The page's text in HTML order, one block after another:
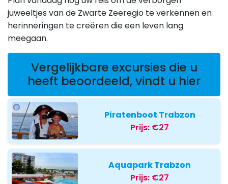
juweeltjes van de Zwarte Zeeregio te verkennen en
herinneringen te creëren die een leven lang
meegaan.
Vergelijkbare excursies die u
heeft beoordeeld, vindt u hier
Piratenboot Trabzon
Prijs: €27
Aquapark Trabzon
Prijs: €27